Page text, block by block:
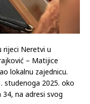
rijeci Neretvi u
– Matijice
lokalnu zajednicu.
studenoga 2025. oko
34, na adresi svog